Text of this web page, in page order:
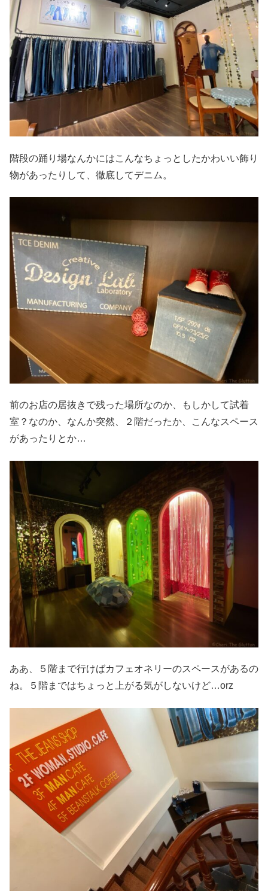
階段の踊り場なんかにはこんなちょっとしたかわいい飾り
物があったりして、徹底してデニム。
前のお店の居抜きで残った場所なのか、もしかして試着
室？なのか、なんか突然、２階だったか、こんなスペース
があったりとか…
ああ、５階まで行けばカフェオネリーのスペースがあるの
ね。５階まではちょっと上がる気がしないけど…orz